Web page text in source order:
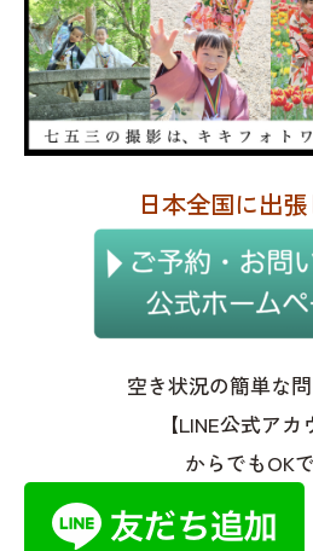
日本全国に出張
空き状況の簡単な
【LINE公式アカ
からでもOKで